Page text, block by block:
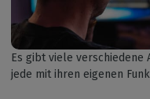
Es gibt viele verschiedene
jede mit ihren eigenen